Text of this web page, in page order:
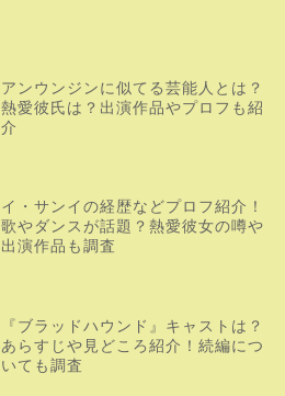
アンウンジンに似てる芸能人とは？
熱愛彼氏は？出演作品やプロフも紹
介
イ・サンイの経歴などプロフ紹介！
歌やダンスが話題？熱愛彼女の噂や
出演作品も調査
『ブラッドハウンド』キャストは？
あらすじや見どころ紹介！続編につ
いても調査